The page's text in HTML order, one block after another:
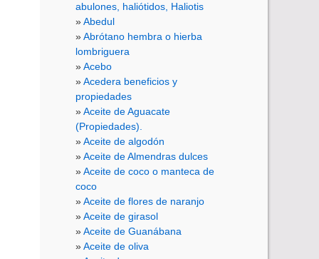
abulones, haliótidos, Haliotis
Abedul
Abrótano hembra o hierba
lombriguera
Acebo
Acedera beneficios y
propiedades
Aceite de Aguacate
(Propiedades).
Aceite de algodón
Aceite de Almendras dulces
Aceite de coco o manteca de
coco
Aceite de flores de naranjo
Aceite de girasol
Aceite de Guanábana
Aceite de oliva